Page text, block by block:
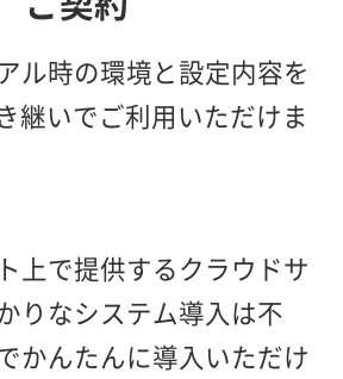
ル時の環境と設定内容を
継いでご利用いただけま
上で提供するクラウドサ
りなシステム導入は不
かんたんに導入いただけ